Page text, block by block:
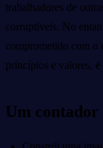
trabalhadores de
corruptíveis. No
comprometido com o
princípios e valores,
Um